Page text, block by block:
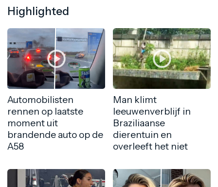
Highlighted
Automobilisten
rennen op laatste
moment uit
brandende auto op de
A58
Man klimt
leeuwenverblijf in
Braziliaanse
dierentuin en
overleeft het niet